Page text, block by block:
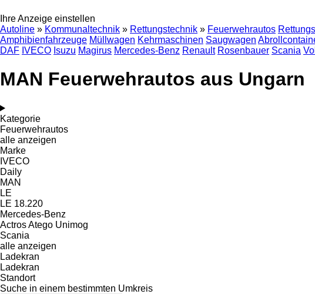
Ihre Anzeige einstellen
Autoline » Kommunaltechnik » Rettungstechnik » Feuerwehrautos
Amphibienfahrzeuge Müllwagen Kehrmaschinen Saugwagen
DAF IVECO Isuzu Magirus Mercedes-Benz Renault Rosenbauer Scania
MAN Feuerwehrautos aus Ungarn
Kategorie
Feuerwehrautos
alle anzeigen
Marke
IVECO
Daily
MAN
LE
LE 18.220
Mercedes-Benz
ActrosAtego Unimog
Scania
alle anzeigen
Ladekran
Ladekran
Standort
Suche in einem bestimmten Umkreis